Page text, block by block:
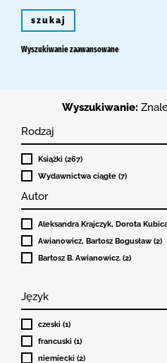
szukaj
Wyszukiwanie zaawansowane
Wyszukiwanie:
Rodzaj
Książki (267)
Wydawnictwa ciągłe (7)
Autor
Aleksandra Krajczyk, Dorota
Awianowicz, Bartosz Bogusław (2)
Bartosz B. Awianowicz. (2)
Język
czeski (1)
francuski (1)
niemiecki (2)